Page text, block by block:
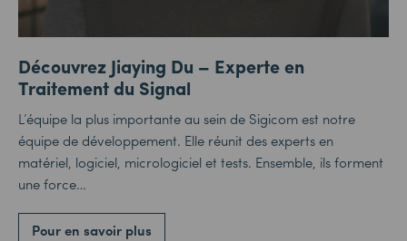
Découvrez Jiaying Du – Experte en
Traitement du Signal
L’équipe la plus importante au sein de Sigicom est notre
équipe de développement. Elle réunit des experts en
matériel, logiciel, micrologiciel et tests. Ensemble, ils forment
une force…
Pour en savoir plus